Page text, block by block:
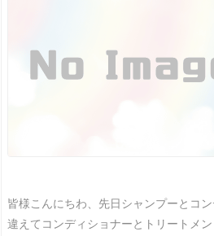
皆様こんにちわ、先日シャンプーとコ
違えてコンディショナーとトリートメ